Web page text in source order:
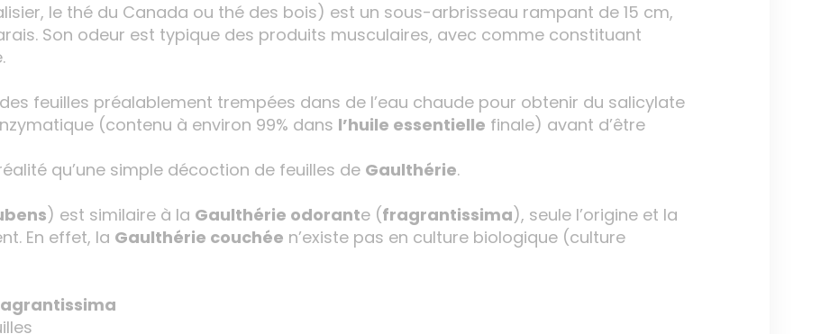
le thé du Canada ou thé des bois) est un sous-arbrisseau rampant de 15 cm,
Son odeur est typique des produits musculaires, avec comme constituant
feuilles préalablement trempées dans de l’eau chaude pour obtenir du salicylate
(contenu à environ 99% dans l’huile essentielle finale) avant d’être
qu’une simple décoction de feuilles de Gaulthérie.
) est similaire à la Gaulthérie odorante (fragrantissima), seule l’origine et la
En effet, la Gaulthérie couchée n’existe pas en culture biologique (culture